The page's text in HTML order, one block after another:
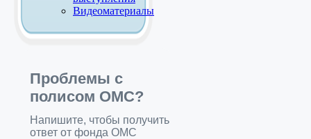
Видеоматериалы
Проблемы с
полисом ОМС?
Напишите, чтобы получить
ответ от фонда ОМС